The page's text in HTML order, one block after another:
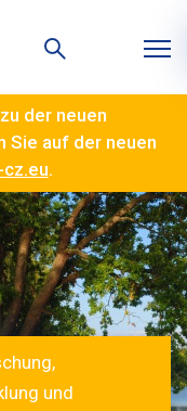
der neuen
Sie auf der neuen
.
und